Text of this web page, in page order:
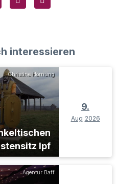
interessieren
Christine Hornung
Ipf
9.
Aug 2026
Agentur Baff